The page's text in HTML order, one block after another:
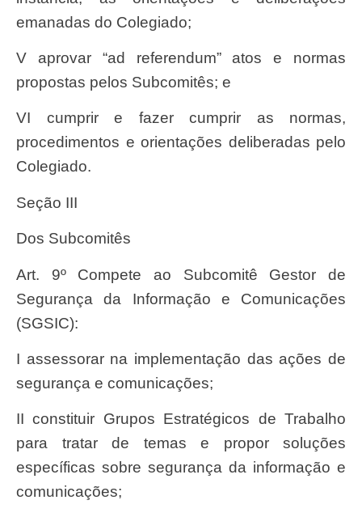
emanadas do Colegiado;
V aprovar “ad referendum” atos e normas
propostas pelos Subcomitês; e
VI cumprir e fazer cumprir as normas,
procedimentos e orientações deliberadas pelo
Colegiado.
Seção III
Dos Subcomitês
Art. 9º Compete ao Subcomitê Gestor de
Segurança da Informação e Comunicações
(SGSIC):
I assessorar na implementação das ações de
segurança e comunicações;
II constituir Grupos Estratégicos de Trabalho
para tratar de temas e propor soluções
específicas sobre segurança da informação e
comunicações;